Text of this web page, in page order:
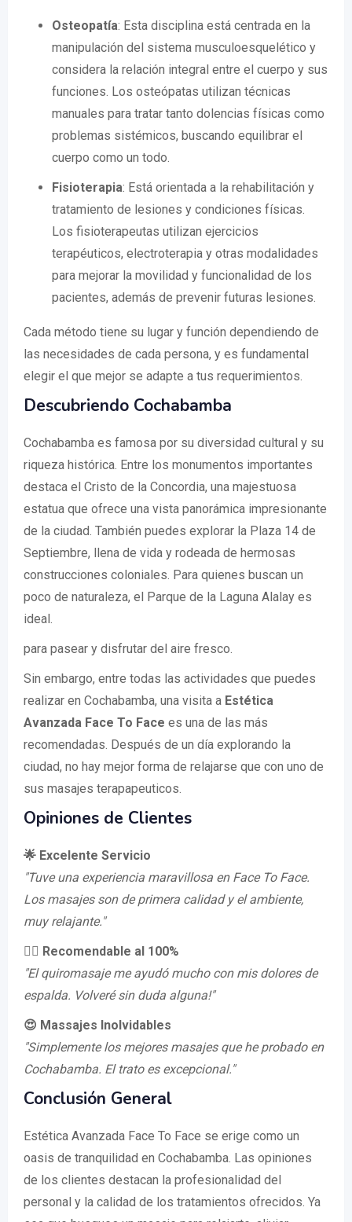
Osteopatía: Esta disciplina está centrada en la
manipulación del sistema musculoesquelético y
considera la relación integral entre el cuerpo y sus
funciones. Los osteópatas utilizan técnicas
manuales para tratar tanto dolencias físicas como
problemas sistémicos, buscando equilibrar el
cuerpo como un todo.
Fisioterapia: Está orientada a la rehabilitación y
tratamiento de lesiones y condiciones físicas.
Los fisioterapeutas utilizan ejercicios
terapéuticos, electroterapia y otras modalidades
para mejorar la movilidad y funcionalidad de los
pacientes, además de prevenir futuras lesiones.
Cada método tiene su lugar y función dependiendo de
las necesidades de cada persona, y es fundamental
elegir el que mejor se adapte a tus requerimientos.
Descubriendo Cochabamba
Cochabamba es famosa por su diversidad cultural y su
riqueza histórica. Entre los monumentos importantes
destaca el Cristo de la Concordia, una majestuosa
estatua que ofrece una vista panorámica impresionante
de la ciudad. También puedes explorar la Plaza 14 de
Septiembre, llena de vida y rodeada de hermosas
construcciones coloniales. Para quienes buscan un
poco de naturaleza, el Parque de la Laguna Alalay es
ideal.
para pasear y disfrutar del aire fresco.
Sin embargo, entre todas las actividades que puedes
realizar en Cochabamba, una visita a Estética
Avanzada Face To Face es una de las más
recomendadas. Después de un día explorando la
ciudad, no hay mejor forma de relajarse que con uno de
sus masajes terapapeuticos.
Opiniones de Clientes
🌟 Excelente Servicio
"Tuve una experiencia maravillosa en Face To Face.
Los masajes son de primera calidad y el ambiente,
muy relajante."
💆‍♂️ Recomendable al 100%
"El quiromasaje me ayudó mucho con mis dolores de
espalda. Volveré sin duda alguna!"
😍 Massajes Inolvidables
"Simplemente los mejores masajes que he probado en
Cochabamba. El trato es excepcional."
Conclusión General
Estética Avanzada Face To Face se erige como un
oasis de tranquilidad en Cochabamba. Las opiniones
de los clientes destacan la profesionalidad del
personal y la calidad de los tratamientos ofrecidos. Ya